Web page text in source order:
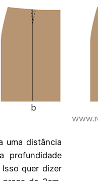
uma distância
profundidade
quer dizer